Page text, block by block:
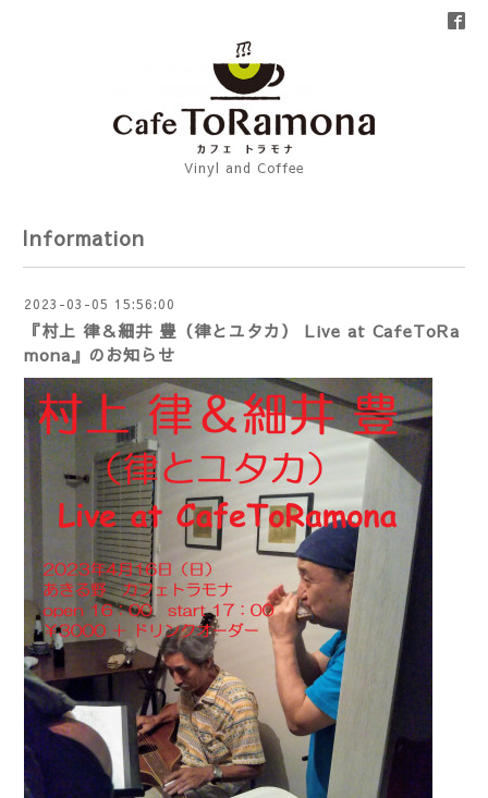
Vinyl and Coffee
Information
2023-03-05 15:56:00
『村上 律＆細井 豊（律とユタカ） Live at CafeToRa
mona』のお知らせ